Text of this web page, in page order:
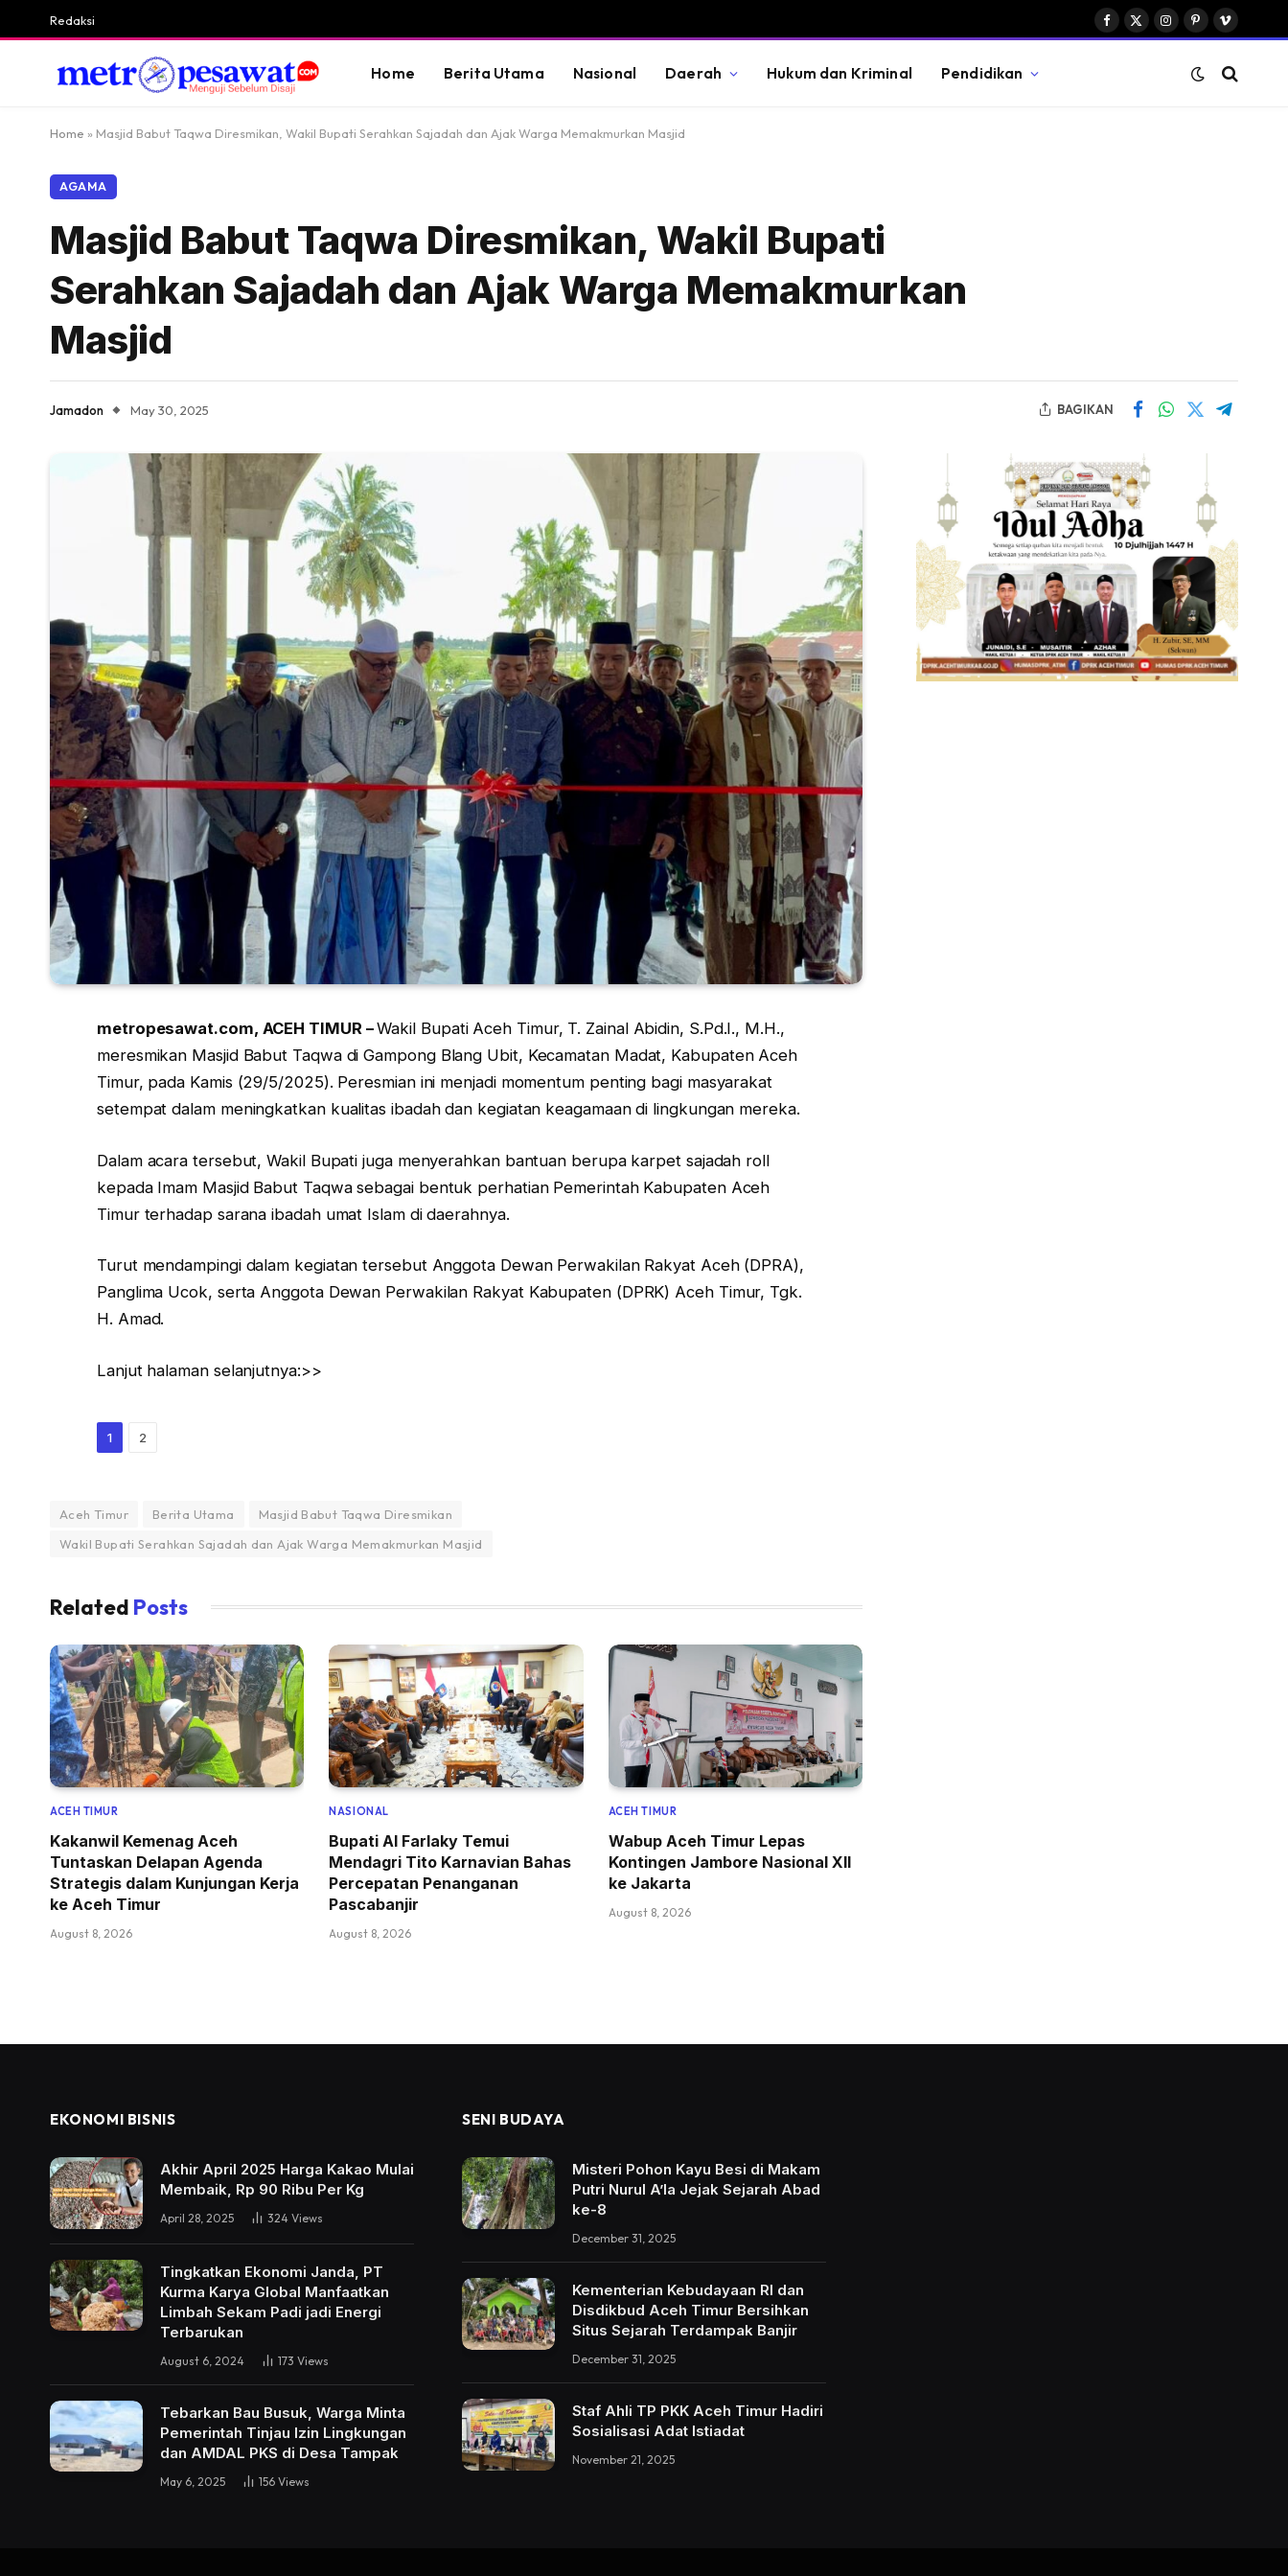
Redaksi
Facebook
X
Instagram
PinterestVimeo
Home Berita Utama Nasional Daerah Hukum dan Kriminal Pendidikan
Home » Masjid Babut Taqwa Diresmikan, Wakil Bupati Serahkan Sajadah dan Ajak Warga Memakmurkan Masjid
AGAMA
Masjid Babut Taqwa Diresmikan, Wakil Bupati
Serahkan Sajadah dan Ajak Warga Memakmurkan
Masjid
Jamadon May 30, 2025 BAGIKAN
metropesawat.com, ACEH TIMUR –Wakil Bupati Aceh Timur, T. Zainal Abidin, S.Pd.I., M.H.,
meresmikan Masjid Babut Taqwa di Gampong Blang Ubit, Kecamatan Madat, Kabupaten Aceh
Timur, pada Kamis (29/5/2025). Peresmian ini menjadi momentum penting bagi masyarakat
setempat dalam meningkatkan kualitas ibadah dan kegiatan keagamaan di lingkungan mereka.
Dalam acara tersebut, Wakil Bupati juga menyerahkan bantuan berupa karpet sajadah roll
kepada Imam Masjid Babut Taqwa sebagai bentuk perhatian Pemerintah Kabupaten Aceh
Timur terhadap sarana ibadah umat Islam di daerahnya.
Turut mendampingi dalam kegiatan tersebut Anggota Dewan Perwakilan Rakyat Aceh (DPRA),
Panglima Ucok, serta Anggota Dewan Perwakilan Rakyat Kabupaten (DPRK) Aceh Timur, Tgk.
H. Amad.
Lanjut halaman selanjutnya:>>
1 2
Aceh Timur Berita Utama
Masjid Babut Taqwa Diresmikan
Wakil Bupati Serahkan Sajadah dan Ajak Warga Memakmurkan Masjid
Related Posts
ACEH TIMUR
Kakanwil Kemenag Aceh
Tuntaskan Delapan Agenda
Strategis dalam Kunjungan Kerja
ke Aceh Timur
August 8, 2026
NASIONAL
Bupati Al Farlaky Temui
Mendagri Tito Karnavian Bahas
Percepatan Penanganan
Pascabanjir
August 8, 2026
ACEH TIMUR
Wabup Aceh Timur Lepas
Kontingen Jambore Nasional XII
ke Jakarta
August 8, 2026
EKONOMI BISNIS
Akhir April 2025 Harga Kakao Mulai
Membaik, Rp 90 Ribu Per Kg
April 28, 2025 324 Views
Tingkatkan Ekonomi Janda, PT
Kurma Karya Global Manfaatkan
Limbah Sekam Padi jadi Energi
Terbarukan
August 6, 2024 173 Views
Tebarkan Bau Busuk, Warga Minta
Pemerintah Tinjau Izin Lingkungan
dan AMDAL PKS di Desa Tampak
May 6, 2025 156 Views
SENI BUDAYA
Misteri Pohon Kayu Besi di Makam
Putri Nurul A’la Jejak Sejarah Abad
ke-8
December 31, 2025
Kementerian Kebudayaan RI dan
Disdikbud Aceh Timur Bersihkan
Situs Sejarah Terdampak Banjir
December 31, 2025
Staf Ahli TP PKK Aceh Timur Hadiri
Sosialisasi Adat Istiadat
November 21, 2025